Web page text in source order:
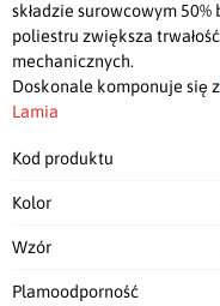
składzie surowcowym 50%
poliestru zwiększa
mechanicznych.
Doskonale komponuje się z
Lamia
Kod produktu
Kolor
Wzór
Plamoodporność